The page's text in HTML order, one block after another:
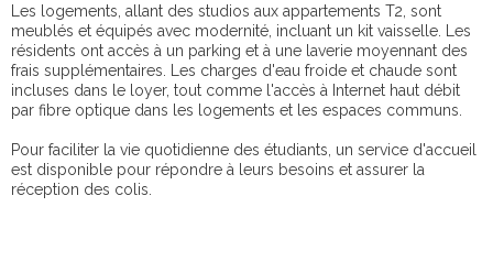
Les logements, allant des studios aux appartements T2, sont
meublés et équipés avec modernité, incluant un kit vaisselle. Les
résidents ont accès à un parking et à une laverie moyennant des
frais supplémentaires. Les charges d'eau froide et chaude sont
incluses dans le loyer, tout comme l'accès à Internet haut débit
par fibre optique dans les logements et les espaces communs.
Pour faciliter la vie quotidienne des étudiants, un service d'accueil
est disponible pour répondre à leurs besoins et assurer la
réception des colis.